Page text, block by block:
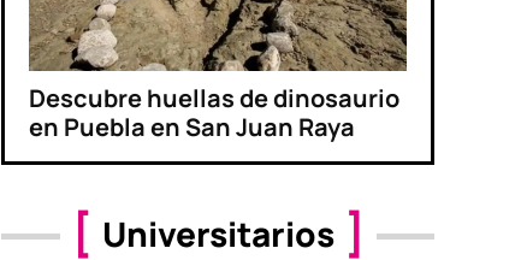
Descubre huellas de dinosaurio
en Puebla en San Juan Raya
Universitarios